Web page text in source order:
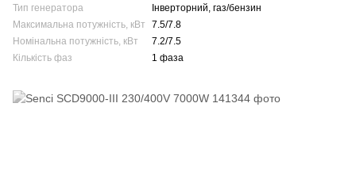
Тип генератора
Інверторний, газ/бензин
Максимальна потужність, кВт
7.5/7.8
Номінальна потужність, кВт
7.2/7.5
Кількість фаз
1 фаза